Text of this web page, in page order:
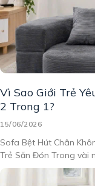
Vì Sao Giới Trẻ
2 Trong 1?
15/06/2026
Sofa Bệt Hút Chân
Trẻ Săn Đón Trong vài